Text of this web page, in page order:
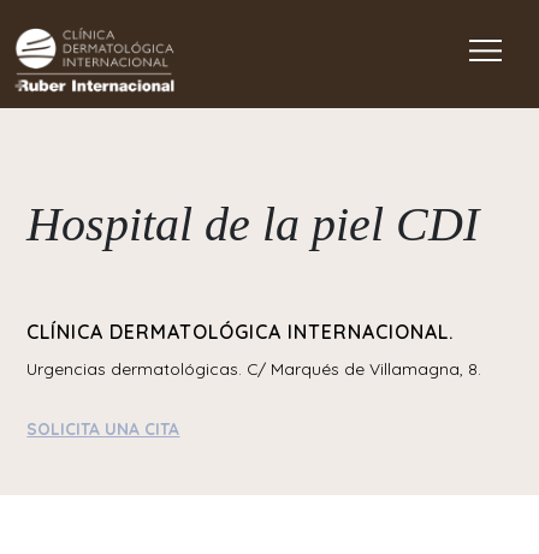
Main Navigation
Hospital de la piel CDI
CLÍNICA DERMATOLÓGICA INTERNACIONAL.
Urgencias dermatológicas. C/ Marqués de Villamagna, 8.
SOLICITA UNA CITA